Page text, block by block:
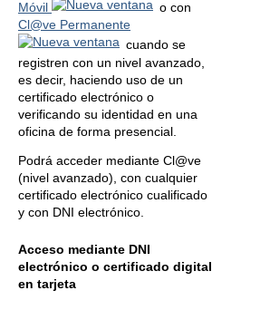
Móvil
o con
Cl@ve Permanente
cuando se
registren con un nivel avanzado,
es decir, haciendo uso de un
certificado electrónico o
verificando su identidad en una
oficina de forma presencial.
Podrá acceder mediante Cl@ve
(nivel avanzado), con cualquier
certificado electrónico cualificado
y con DNI electrónico.
Acceso mediante DNI
electrónico o certificado digital
en tarjeta